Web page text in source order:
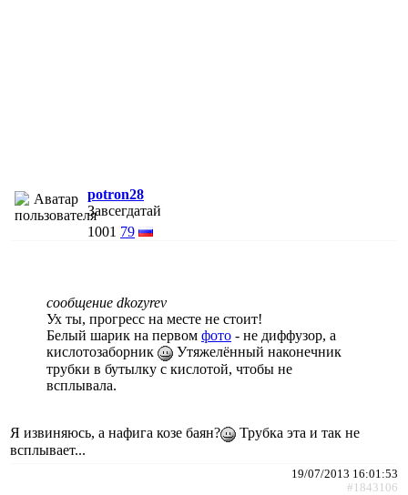
potron28
Завсегдатай
1001 79
сообщение dkozyrev
Ух ты, прогресс на месте не стоит!
Белый шарик на первом фото - не диффузор, а
кислотозаборник
Утяжелённый наконечник
трубки в бутылку с кислотой, чтобы не
всплывала.
Я извиняюсь, а нафига козе баян?
Трубка эта и так не
всплывает...
19/07/2013 16:01:53
#1843106